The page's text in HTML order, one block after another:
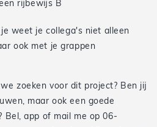
rijbewijs B
je weet je collega's niet alleen
ook met je grappen
zoeken voor dit project? Ben jij
maar ook een goede
Bel, app of mail me op 06-